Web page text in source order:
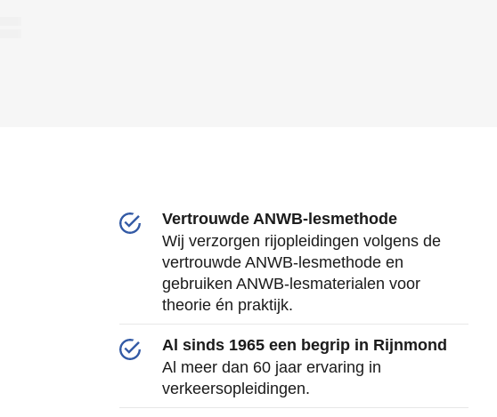
Vertrouwde ANWB-lesmethode
Wij verzorgen rijopleidingen volgens de
vertrouwde ANWB-lesmethode en
gebruiken ANWB-lesmaterialen voor
theorie én praktijk.
Al sinds 1965 een begrip in Rijnmond
Al meer dan 60 jaar ervaring in
verkeersopleidingen.